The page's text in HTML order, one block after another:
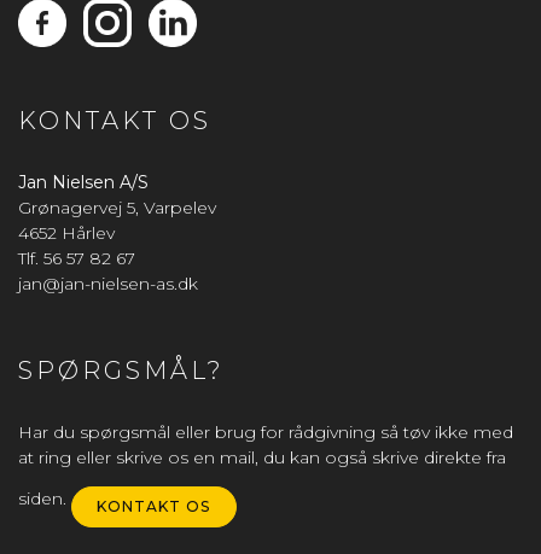
KONTAKT OS
Jan Nielsen A/S
Grønagervej 5, Varpelev
4652 Hårlev
Tlf. 56 57 82 67
jan@jan-nielsen-as.dk
SPØRGSMÅL?
Har du spørgsmål eller brug for rådgivning så tøv ikke med
at ring eller skrive os en mail, du kan også skrive direkte fra
siden.
KONTAKT OS